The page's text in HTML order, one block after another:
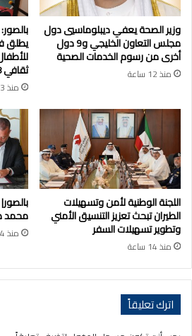
وزير الصحة يعفي ديبلوماسيي دول
مجلس التعاون الخليجي و9 دول
أخرى من رسوم الخدمات الصحية
منذ 12 ساعة
يطلق
ثقافي 18»
منذ 13 ساعة
اللجنة الوطنية لأمن وتسهيلات
الطيران تبحث تعزيز التنسيق الأمني
وتطوير تسهيلات السفر
منذ 14 ساعة
محمد
منذ 14 ساعة
اترك تعليقاً